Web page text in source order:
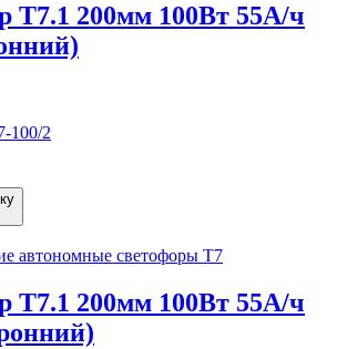
Т7.1 200мм 100Вт 55А/ч
100/2
автономные светофоры Т7
Т7.1 200мм 100Вт 55А/ч